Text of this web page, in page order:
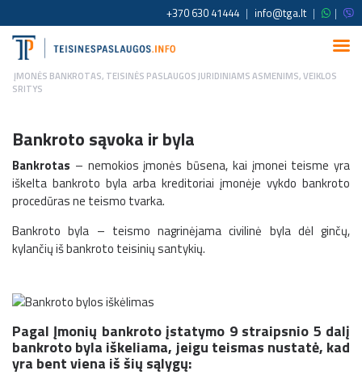
+370 630 41444 | info@tga.lt | |
ĮMONĖS BANKROTAS, TEISINĖS PASLAUGOS JURIDINIAMS ASMENIMS,VEIKLOS
SRITYS
Bankroto sąvoka ir byla
Bankrotas – nemokios įmonės būsena, kai įmonei teisme yra
iškelta bankroto byla arba kreditoriai įmonėje vykdo bankroto
procedūras ne teismo tvarka.
Bankroto byla – teismo nagrinėjama civilinė byla dėl ginčų,
kylančių iš bankroto teisinių santykių.
Pagal Įmonių bankroto įstatymo 9 straipsnio 5 dalį
bankroto byla iškeliama, jeigu teismas nustatė, kad
yra bent viena iš šių sąlygų: